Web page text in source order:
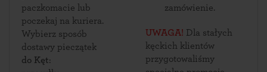
paczkomacie lub
poczekaj na kuriera.
Wybierz sposób
dostawy pieczątek
do Kęt:
zamówienie.
UWAGA! Dla stałych
kęckich klientów
przygotowaliśmy